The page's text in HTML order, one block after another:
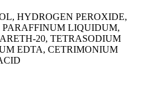
HYDROGEN PEROXIDE,
LIQUIDUM,
20, TETRASODIUM
EDTA, CETRIMONIUM